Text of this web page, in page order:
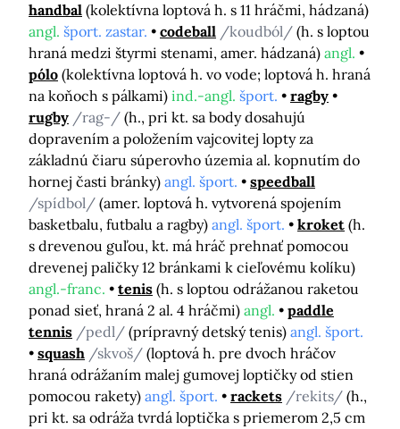
handbal (kolektívna loptová h. s 11 hráčmi, hádzaná)
angl. šport. zastar. codeball /koudból/ (h. s loptou
hraná medzi štyrmi stenami, amer. hádzaná) angl.
pólo (kolektívna loptová h. vo vode; loptová h. hraná
na koňoch s pálkami) ind.-angl. šport.
ragby
rugby /rag-/ (h., pri kt. sa body dosahujú
dopravením a položením vajcovitej lopty za
základnú čiaru súperovho územia al. kopnutím do
hornej časti bránky) angl. šport.
speedball
/spídbol/ (amer. loptová h. vytvorená spojením
basketbalu, futbalu a ragby) angl. šport. kroket (h.
s drevenou guľou, kt. má hráč prehnať pomocou
drevenej paličky 12 bránkami k cieľovému kolíku)
angl.-franc.
tenis (h. s loptou odrážanou raketou
ponad sieť, hraná 2 al. 4 hráčmi) angl.
paddle
tennis /pedl/ (prípravný detský tenis) angl. šport.
squash /skvoš/ (loptová h. pre dvoch hráčov
hraná odrážaním malej gumovej loptičky od stien
pomocou rakety) angl. šport. rackets /rekits/ (h.,
pri kt. sa odráža tvrdá loptička s priemerom 2,5 cm